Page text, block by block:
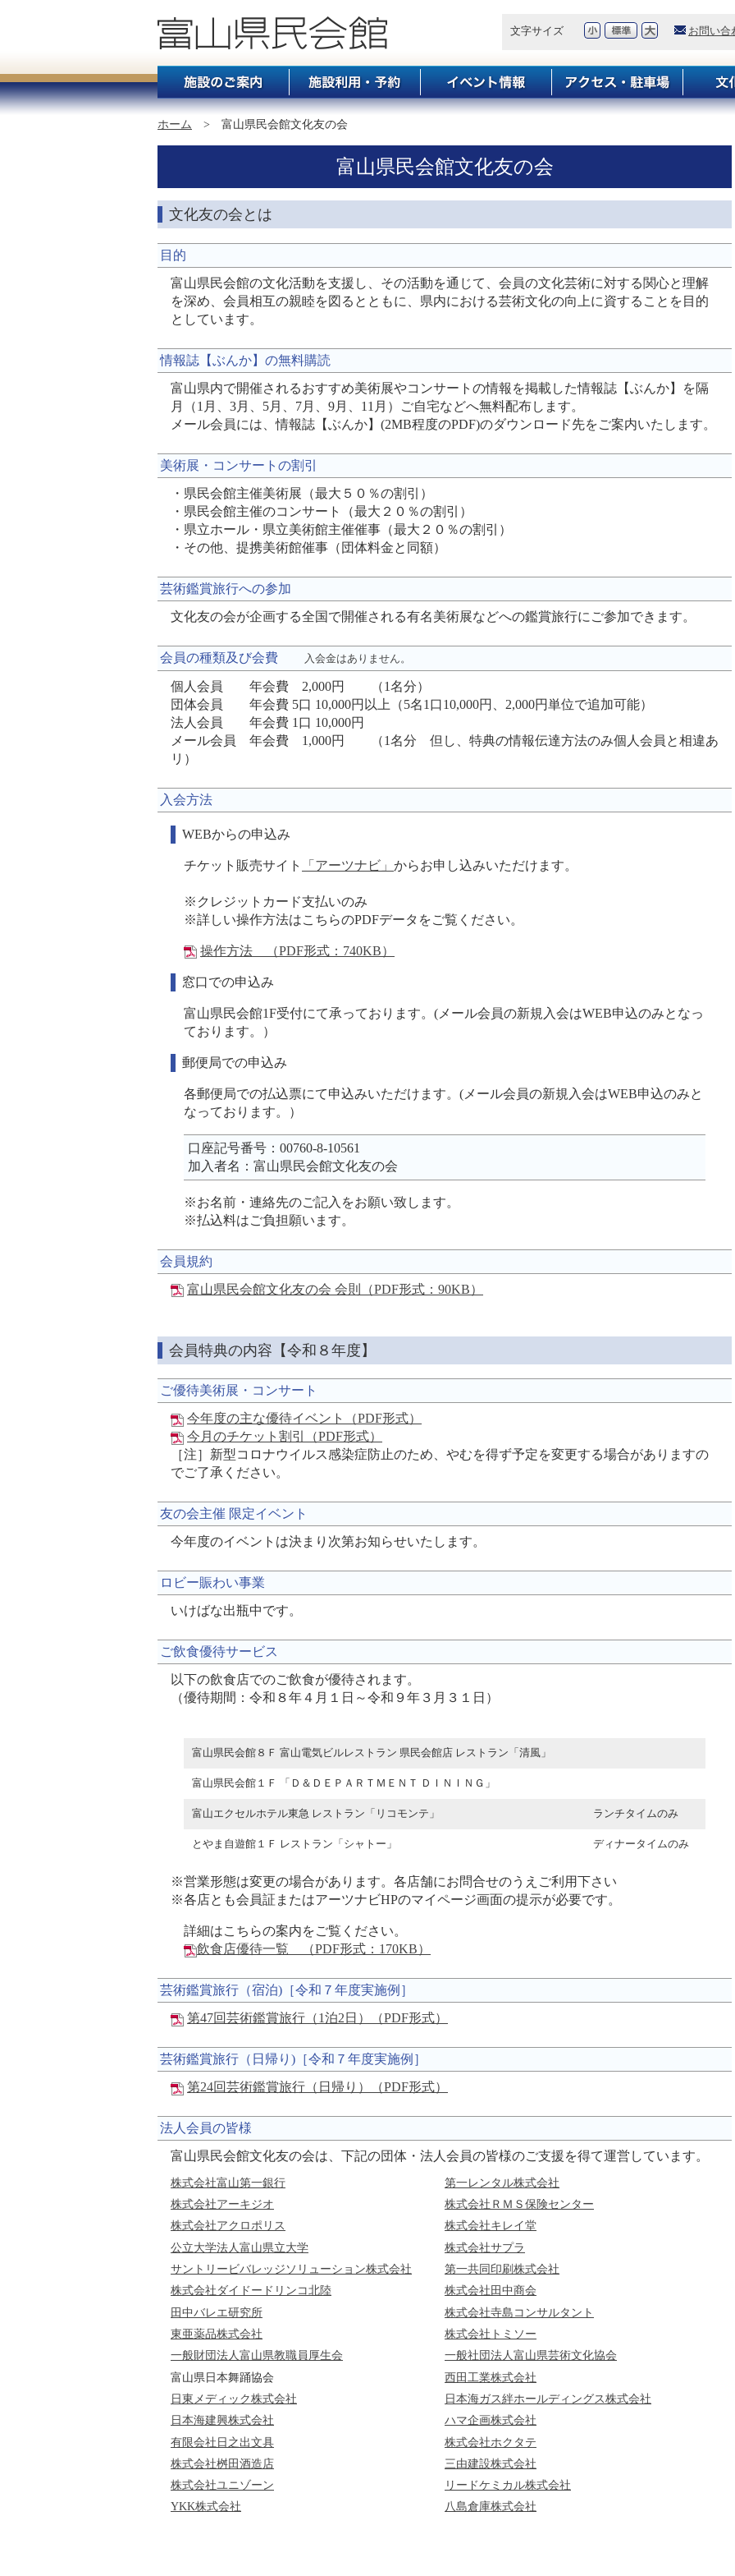
文字サイズ お問い合
ホーム > 富山県民会館文化友の会
富山県民会館文化友の会
文化友の会とは
目的
富山県民会館の文化活動を支援し、その活動を通じて、会員の文化芸術に対する関心と理解
を深め、会員相互の親睦を図るとともに、県内における芸術文化の向上に資することを目的
としています。
情報誌【ぶんか】の無料購読
富山県内で開催されるおすすめ美術展やコンサートの情報を掲載した情報誌【ぶんか】を隔
月（1月、3月、5月、7月、9月、11月）ご自宅などへ無料配布します。
メール会員には、情報誌【ぶんか】(2MB程度のPDF)のダウンロード先をご案内いたします。
美術展・コンサートの割引
・県民会館主催美術展（最大５０％の割引）
・県民会館主催のコンサート（最大２０％の割引）
・県立ホール・県立美術館主催催事（最大２０％の割引）
・その他、提携美術館催事（団体料金と同額）
芸術鑑賞旅行への参加
文化友の会が企画する全国で開催される有名美術展などへの鑑賞旅行にご参加できます。
会員の種類及び会費 入会金はありません。
個人会員 年会費 2,000円 （1名分）
団体会員 年会費 5口 10,000円以上（5名1口10,000円、2,000円単位で追加可能）
法人会員 年会費 1口 10,000円
メール会員 年会費 1,000円 （1名分 但し、特典の情報伝達方法のみ個人会員と相違あ
リ）
入会方法
WEBからの申込み
チケット販売サイト 「アーツナビ」 からお申し込みいただけます。
※クレジットカード支払いのみ
※詳しい操作方法はこちらのPDFデータをご覧ください。
操作方法 （PDF形式：740KB）
窓口での申込み
富山県民会館1F受付にて承っております。(メール会員の新規入会はWEB申込のみとなっ
ております。）
郵便局での申込み
各郵便局での払込票にて申込みいただけます。(メール会員の新規入会はWEB申込のみと
なっております。）
口座記号番号：00760-8-10561
加入者名：富山県民会館文化友の会
※お名前・連絡先のご記入をお願い致します。
※払込料はご負担願います。
会員規約
富山県民会館文化友の会 会則（PDF形式：90KB）
会員特典の内容【令和８年度】
ご優待美術展・コンサート
今年度の主な優待イベント（PDF形式）
今月のチケット割引（PDF形式）
［注］新型コロナウイルス感染症防止のため、やむを得ず予定を変更する場合がありますの
でご了承ください。
友の会主催 限定イベント
今年度のイベントは決まり次第お知らせいたします。
ロビー賑わい事業
いけばな出瓶中です。
ご飲食優待サービス
以下の飲食店でのご飲食が優待されます。
（優待期間：令和８年４月１日～令和９年３月３１日）
富山県民会館８Ｆ 富山電気ビルレストラン 県民会館店 レストラン「清風」
富山県民会館１Ｆ 「Ｄ＆ＤＥＰＡＲＴＭＥＮＴ ＤＩＮＩＮＧ」
富山エクセルホテル東急 レストラン「リコモンテ」 ランチタイムのみ
とやま自遊館１Ｆ レストラン「シャトー」 ディナータイムのみ
※営業形態は変更の場合があります。各店舗にお問合せのうえご利用下さい
※各店とも会員証またはアーツナビHPのマイページ画面の提示が必要です。
詳細はこちらの案内をご覧ください。
飲食店優待一覧 （PDF形式：170KB）
芸術鑑賞旅行（宿泊)［令和７年度実施例］
第47回芸術鑑賞旅行（1泊2日）（PDF形式）
芸術鑑賞旅行（日帰り)［令和７年度実施例］
第24回芸術鑑賞旅行（日帰り）（PDF形式）
法人会員の皆様
富山県民会館文化友の会は、下記の団体・法人会員の皆様のご支援を得て運営しています。
株式会社富山第一銀行
第一レンタル株式会社
株式会社アーキジオ
株式会社ＲＭＳ保険センター
株式会社アクロポリス
株式会社キレイ堂
公立大学法人富山県立大学
株式会社サプラ
サントリービバレッジソリューション株式会社
第一共同印刷株式会社
株式会社ダイドードリンコ北陸
株式会社田中商会
田中バレエ研究所
株式会社寺島コンサルタント
東亜薬品株式会社
株式会社トミソー
一般財団法人富山県教職員厚生会
一般社団法人富山県芸術文化協会
富山県日本舞踊協会
西田工業株式会社
日東メディック株式会社
日本海ガス絆ホールディングス株式会社
日本海建興株式会社
ハマ企画株式会社
有限会社日之出文具
株式会社ホクタテ
株式会社桝田酒造店
三由建設株式会社
株式会社ユニゾーン
リードケミカル株式会社
YKK株式会社
八島倉庫株式会社